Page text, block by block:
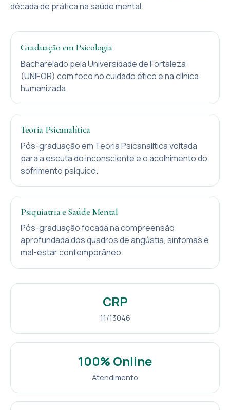
década de prática na saúde mental.
Graduação em Psicologia
Bacharelado pela Universidade de Fortaleza
(UNIFOR) com foco no cuidado ético e na clínica
humanizada.
Teoria Psicanalítica
Pós-graduação em Teoria Psicanalítica voltada
para a escuta do inconsciente e o acolhimento do
sofrimento psíquico.
Psiquiatria e Saúde Mental
Pós-graduação focada na compreensão
aprofundada dos quadros de angústia, sintomas e
mal-estar contemporâneo.
CRP
11/13046
100% Online
Atendimento